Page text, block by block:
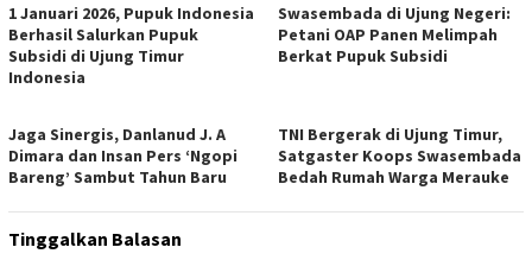
1 Januari 2026, Pupuk Indonesia
Berhasil Salurkan Pupuk
Subsidi di Ujung Timur
Indonesia
Swasembada di Ujung Negeri:
Petani OAP Panen Melimpah
Berkat Pupuk Subsidi
Jaga Sinergis, Danlanud J. A
Dimara dan Insan Pers ‘Ngopi
Bareng’ Sambut Tahun Baru
TNI Bergerak di Ujung Timur,
Satgaster Koops Swasembada
Bedah Rumah Warga Merauke
Tinggalkan Balasan